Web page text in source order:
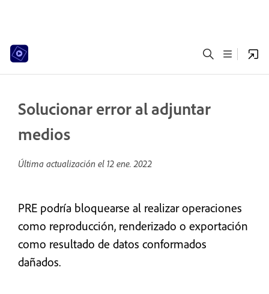
Solucionar error al adjuntar
medios
Última actualización el 12 ene. 2022
PRE podría bloquearse al realizar operaciones
como reproducción, renderizado o exportación
como resultado de datos conformados
dañados.